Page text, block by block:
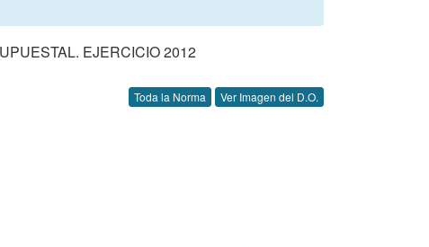
EJERCICIO 2012
Toda la Norma Ver Imagen del D.O.